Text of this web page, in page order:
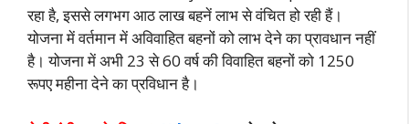
रहा है, इससे लगभग आठ लाख बहनें लाभ से वंचित हो रही हैं।
योजना में वर्तमान में अविवाहित बहनों को लाभ देने का प्रावधान नहीं
है। योजना में अभी 23 से 60 वर्ष की विवाहित बहनों को 1250
रूपए महीना देने का प्रविधान है।